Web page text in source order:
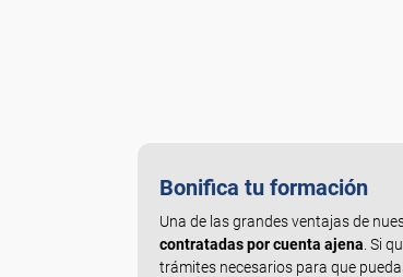
Bonifica tu formación
Una de las grandes ventajas de
contratadas por cuenta ajena . Si
trámites necesarios para que